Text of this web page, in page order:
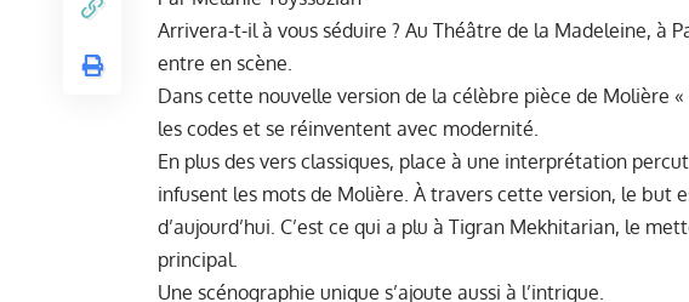
Arrivera-t-il à vous séduire ? Au Théâtre de la Madeleine, à
entre en scène.
Dans cette nouvelle version de la célèbre pièce de Molière
les codes et se réinventent avec modernité.
En plus des vers classiques, place à une interprétation
infusent les mots de Molière. À travers cette version, le but
d’aujourd’hui. C’est ce qui a plu à Tigran Mekhitarian, le
principal.
Une scénographie unique s’ajoute aussi à l’intrigue.